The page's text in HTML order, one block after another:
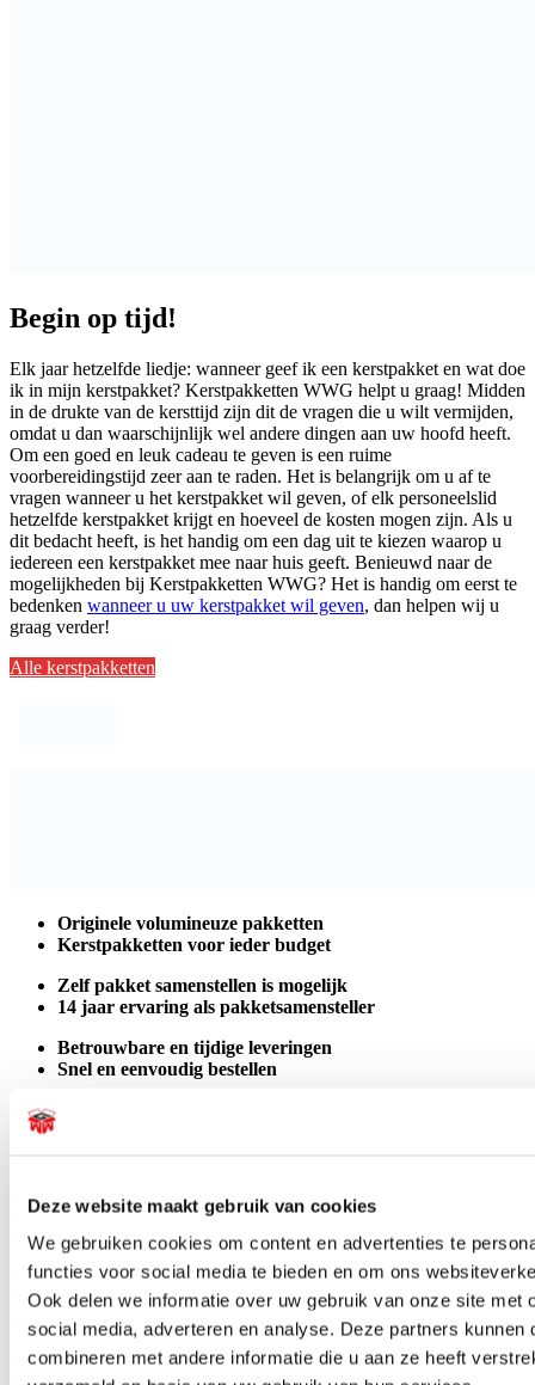
Deze website maakt gebruik van cookies
We gebruiken cookies om content en advertenties te
functies voor social media te bieden en om ons
Ook delen we informatie over uw gebruik van onze site met
social media, adverteren en analyse. Deze partners kunnen
combineren met andere informatie die u aan ze heeft
Begin op tijd!
Elk jaar hetzelfde liedje: wanneer geef ik een kerstpakket en wat doe
ik in mijn kerstpakket? Kerstpakketten WWG helpt u graag! Midden
in de drukte van de kersttijd zijn dit de vragen die u wilt vermijden,
omdat u dan waarschijnlijk wel andere dingen aan uw hoofd heeft.
Om een goed en leuk cadeau te geven is een ruime
voorbereidingstijd zeer aan te raden. Het is belangrijk om u af te
vragen wanneer u het kerstpakket wil geven, of elk personeelslid
hetzelfde kerstpakket krijgt en hoeveel de kosten mogen zijn. Als u
dit bedacht heeft, is het handig om een dag uit te kiezen waarop u
iedereen een kerstpakket mee naar huis geeft. Benieuwd naar de
mogelijkheden bij Kerstpakketten WWG? Het is handig om eerst te
bedenken wanneer u uw kerstpakket wil geven, dan helpen wij u
graag verder!
Alle kerstpakketten
Originele volumineuze pakketten
Kerstpakketten voor ieder budget
Zelf pakket samenstellen is mogelijk
14 jaar ervaring als pakketsamensteller
Betrouwbare en tijdige leveringen
Snel en eenvoudig bestellen
Wanneer gaat u uw kerstpakket geven?
geven, kunt u namelijk ook bedenken wat er in het kerstpakket moet
zitten. Als dit bijvoorbeeld verse producten zijn, kunt u daar ook
rekening mee houden. Uw personeelsleden vinden het
waarschijnlijk ook belangrijk wanneer u het kerstpakket geeft. Meer
weten over wanneer u uw kerstpakket kunt geven op een speciale
manier? Lees dan verder!
Hoe kies ik een goede datum uit?